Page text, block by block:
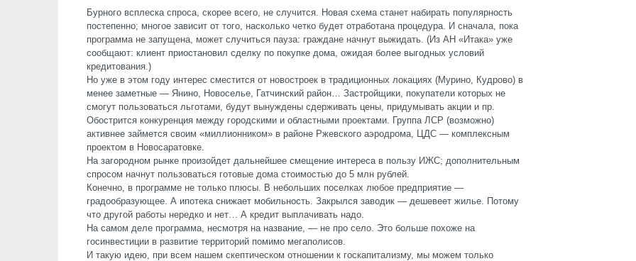
Бурного всплеска спроса, скорее всего, не случится. Новая схема станет набирать популярность
постепенно; многое зависит от того, насколько четко будет отработана процедура. И сначала, пока
программа не запущена, может случиться пауза: граждане начнут выжидать. (Из АН «Итака» уже
сообщают: клиент приостановил сделку по покупке дома, ожидая более выгодных условий
кредитования.)
Но уже в этом году интерес сместится от новостроек в традиционных локациях (Мурино, Кудрово) в
менее заметные — Янино, Новоселье, Гатчинский район… Застройщики, покупатели которых не
смогут пользоваться льготами, будут вынуждены сдерживать цены, придумывать акции и пр.
Обострится конкуренция между городскими и областными проектами. Группа ЛСР (возможно)
активнее займется своим «миллионником» в районе Ржевского аэродрома, ЦДС — комплексным
проектом в Новосаратовке.
На загородном рынке произойдет дальнейшее смещение интереса в пользу ИЖС; дополнительным
спросом начнут пользоваться готовые дома стоимостью до 5 млн рублей.
Конечно, в программе не только плюсы. В небольших поселках любое предприятие —
градообразующее. А ипотека снижает мобильность. Закрылся заводик — дешевеет жилье. Потому
что другой работы нередко и нет… А кредит выплачивать надо.
На самом деле программа, несмотря на название, — не про село. Это больше похоже на
госинвестиции в развитие территорий помимо мегаполисов.
И такую идею, при всем нашем скептическом отношении к госкапитализму, мы можем только